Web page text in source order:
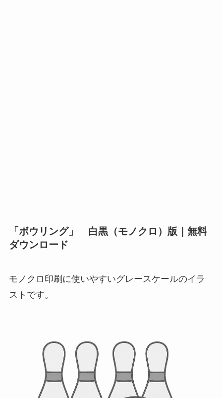
「ボウリング」 白黒（モノクロ）版｜無料
ダウンロード
モノクロ印刷に使いやすいグレースケールのイラ
ストです。